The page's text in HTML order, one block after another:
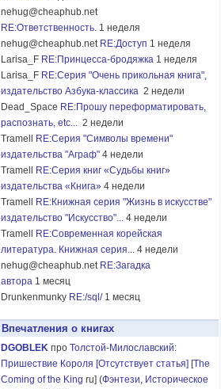
nehug@cheaphub.net
RE:Ответственность. 1 неделя
nehug@cheaphub.net RE:Доступ 1 неделя
Larisa_F RE:Принцесса-бродяжка 1 неделя
Larisa_F RE:Серия "Очень прикольная книга",
издательство Азбука-классика 2 недели
Dead_Space RE:Прошу переформатировать,
распознать, etc... 2 недели
Tramell
RE:Серия "Символы времени"
издательства "Аграф" 4 недели
Tramell
RE:Серия книг «Судьбы книг»
издательства «Книга» 4 недели
Tramell
RE:Книжная серия "Жизнь в искусстве"
издательство "Искусство"... 4 недели
Tramell
RE:Современная корейская
литература. Книжная серия... 4 недели
nehug@cheaphub.net RE:Загадка
автора 1 месяц
Drunkenmunky RE:/sql/ 1 месяц
Впечатления о книгах
DGOBLEK про Толстой-Милославский:
Пришествие Короля [Отсутствует статья] [The
Coming of the King ru] (Фэнтези, Историческое